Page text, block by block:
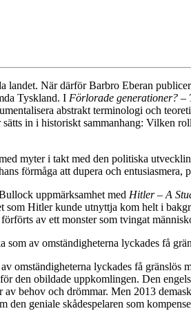
landet. När därför Barbro Eberan
Tyskland. I Förlorade generationer? –
abstrakt terminologi och
in i historiskt sammanhang: Vilken
myter i takt med den politiska
förmåga att dupera och
uppmärksamhet med Hitler – A
som Hitler kunde utnyttja kom helt i
av ett monster som tvingat
av omständigheterna lyckades få
omständigheterna lyckades få gränslös
den obildade uppkomlingen. Den
av behov och drömmar. Men 2013
den geniale skådespelaren som